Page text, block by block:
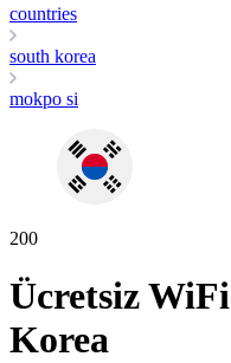
countries
south korea
mokpo si
200
Ücretsiz WiFi
Korea